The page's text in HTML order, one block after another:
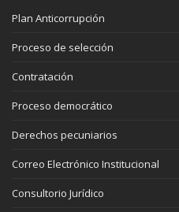
Plan Anticorrupción
Proceso de selección
Contratación
Proceso democrático
Derechos pecuniarios
Correo Electrónico Institucional
Consultorio Jurídico